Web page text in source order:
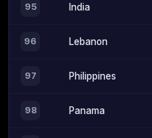
95 India
96 Lebanon
97 Philippines
98 Panama